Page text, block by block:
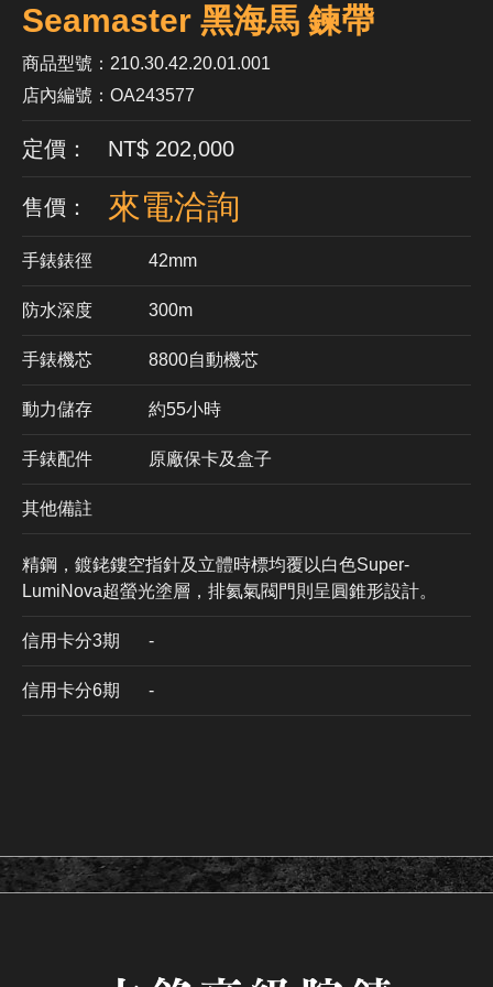
Seamaster 黑海馬 鍊帶
商品型號：210.30.42.20.01.001
店內編號：OA243577
定價： NT$ 202,000
售價： 來電洽詢
手錶錶徑 42mm
防水深度 300m
手錶機芯 ​8800自動機芯
動力儲存 約55小時
手錶配件 原廠保卡及盒子
其他備註
精鋼，鍍銠鏤空指針及立體時標均覆以白色Super-
LumiNova超螢光塗層⁠，排氦氣閥門則呈圓錐形設計⁠。
信用卡分3期 ​-
信用卡分6期 -